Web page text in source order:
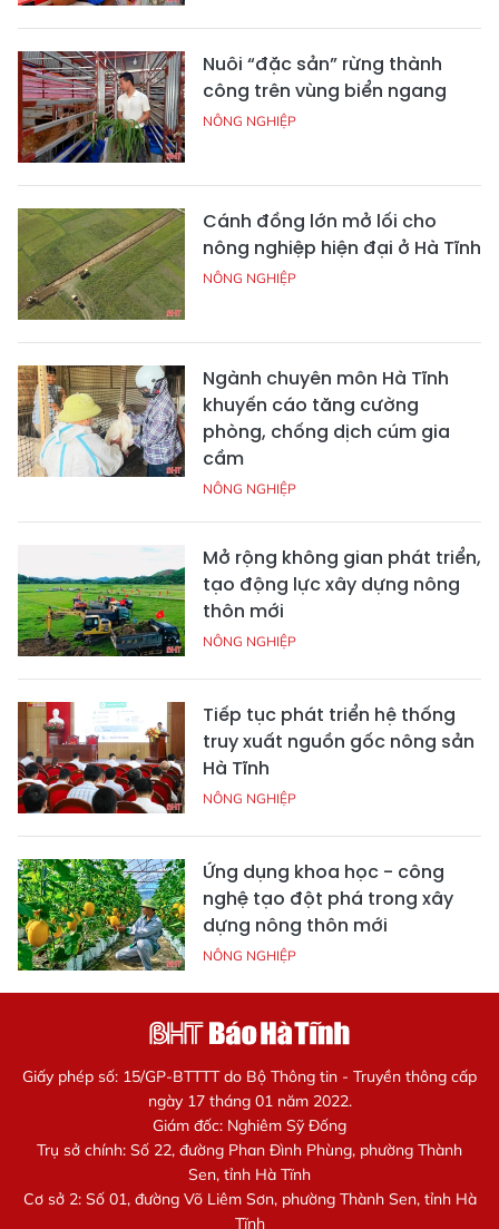
Nuôi “đặc sản” rừng thành
công trên vùng biển ngang
NÔNG NGHIỆP
Cánh đồng lớn mở lối cho
nông nghiệp hiện đại ở Hà Tĩnh
NÔNG NGHIỆP
Ngành chuyên môn Hà Tĩnh
khuyến cáo tăng cường
phòng, chống dịch cúm gia
cầm
NÔNG NGHIỆP
Mở rộng không gian phát triển,
tạo động lực xây dựng nông
thôn mới
NÔNG NGHIỆP
Tiếp tục phát triển hệ thống
truy xuất nguồn gốc nông sản
Hà Tĩnh
NÔNG NGHIỆP
Ứng dụng khoa học - công
nghệ tạo đột phá trong xây
dựng nông thôn mới
NÔNG NGHIỆP
Giấy phép số: 15/GP-BTTTT do Bộ Thông tin - Truyền thông cấp
ngày 17 tháng 01 năm 2022.
Giám đốc: Nghiêm Sỹ Đống
Trụ sở chính: Số 22, đường Phan Đình Phùng, phường Thành
Sen, tỉnh Hà Tĩnh
Cơ sở 2: Số 01, đường Võ Liêm Sơn, phường Thành Sen, tỉnh Hà
Tĩnh